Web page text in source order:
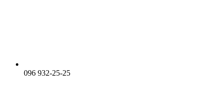
096 932-25-25